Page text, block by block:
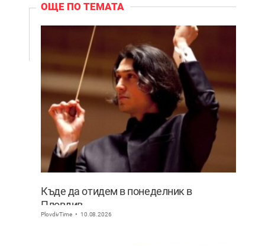
ОЩЕ ПО ТЕМАТА
Къде да отидем в понеделник в
Пловдив
PlovdivTime 10.08.2026